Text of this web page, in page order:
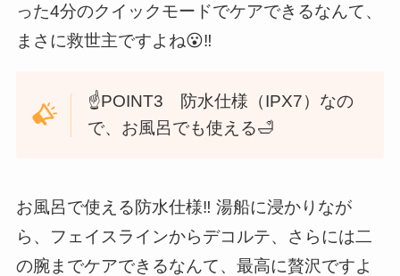
った4分のクイックモードでケアできるなんて、
まさに救世主ですよね😮‼️
☝️POINT3 防水仕様（IPX7）なの
で、お風呂でも使える🛁
お風呂で使える防水仕様‼️ 湯船に浸かりなが
ら、フェイスラインからデコルテ、さらには二
の腕までケアできるなんて、最高に贅沢ですよ